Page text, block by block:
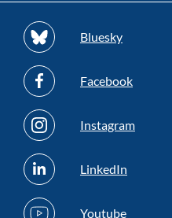
Bluesky
Facebook
Instagram
LinkedIn
Youtube